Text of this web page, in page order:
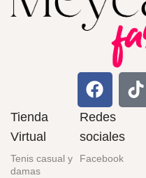
Tienda
Virtual
Tenis casual y
damas
Redes
sociales
Facebook